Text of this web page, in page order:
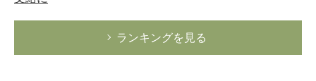
ランキングを見る